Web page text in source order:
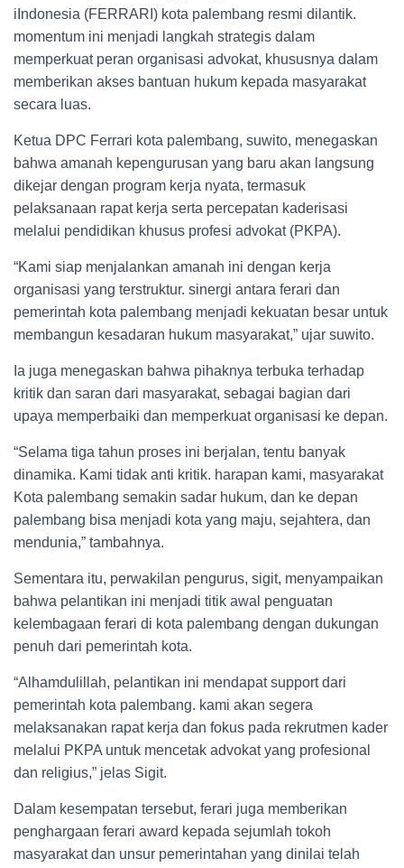
iIndonesia (FERRARI) kota palembang resmi dilantik.
momentum ini menjadi langkah strategis dalam
memperkuat peran organisasi advokat, khususnya dalam
memberikan akses bantuan hukum kepada masyarakat
secara luas.
Ketua DPC Ferrari kota palembang, suwito, menegaskan
bahwa amanah kepengurusan yang baru akan langsung
dikejar dengan program kerja nyata, termasuk
pelaksanaan rapat kerja serta percepatan kaderisasi
melalui pendidikan khusus profesi advokat (PKPA).
“Kami siap menjalankan amanah ini dengan kerja
organisasi yang terstruktur. sinergi antara ferari dan
pemerintah kota palembang menjadi kekuatan besar untuk
membangun kesadaran hukum masyarakat,” ujar suwito.
Ia juga menegaskan bahwa pihaknya terbuka terhadap
kritik dan saran dari masyarakat, sebagai bagian dari
upaya memperbaiki dan memperkuat organisasi ke depan.
“Selama tiga tahun proses ini berjalan, tentu banyak
dinamika. Kami tidak anti kritik. harapan kami, masyarakat
Kota palembang semakin sadar hukum, dan ke depan
palembang bisa menjadi kota yang maju, sejahtera, dan
mendunia,” tambahnya.
Sementara itu, perwakilan pengurus, sigit, menyampaikan
bahwa pelantikan ini menjadi titik awal penguatan
kelembagaan ferari di kota palembang dengan dukungan
penuh dari pemerintah kota.
“Alhamdulillah, pelantikan ini mendapat support dari
pemerintah kota palembang. kami akan segera
melaksanakan rapat kerja dan fokus pada rekrutmen kader
melalui PKPA untuk mencetak advokat yang profesional
dan religius,” jelas Sigit.
Dalam kesempatan tersebut, ferari juga memberikan
penghargaan ferari award kepada sejumlah tokoh
masyarakat dan unsur pemerintahan yang dinilai telah